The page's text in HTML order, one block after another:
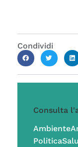
Condividi
Consulta
Ambiente
Politica